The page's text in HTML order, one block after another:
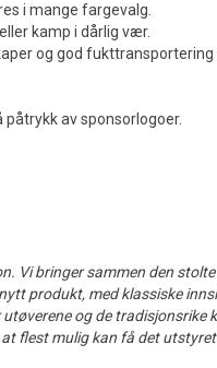
i mange fargevalg.
kamp i dårlig vær.
og god fukttransportering
av sponsorlogoer.
Vi bringer sammen den
produkt, med klassiske
og de tradisjonsrike
flest mulig kan få det